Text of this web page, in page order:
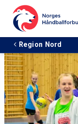
Region Nord